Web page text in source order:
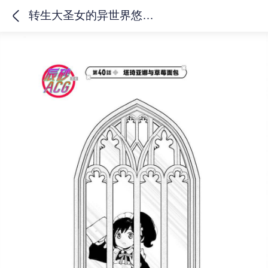
转生大圣女的异世界悠哉纪行